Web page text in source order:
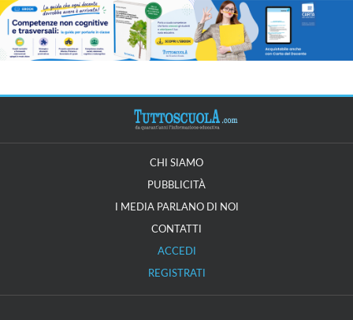
CHI SIAMO
PUBBLICITÀ
I MEDIA PARLANO DI NOI
CONTATTI
ACCEDI
REGISTRATI